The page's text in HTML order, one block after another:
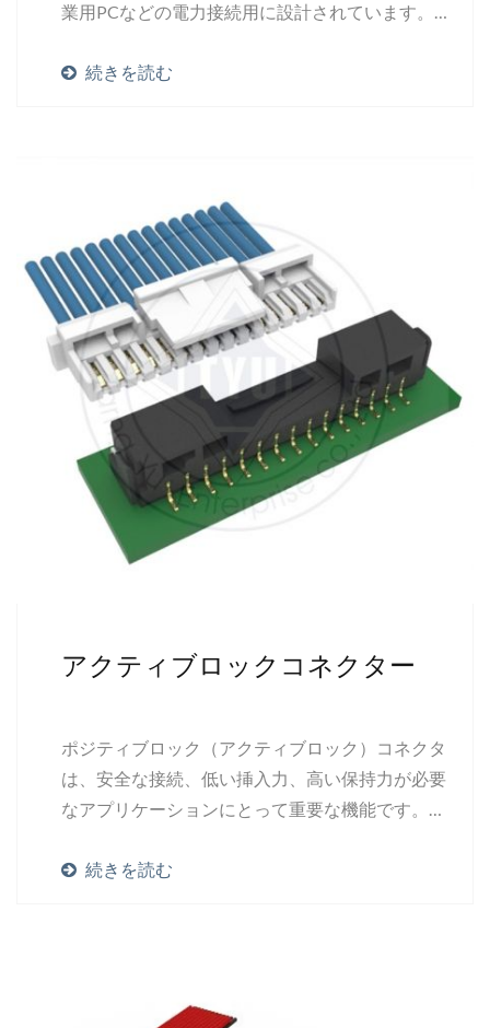
業用PCなどの電力接続用に設計されています。標
取り揃えています。
続きを読む
アクティブロックコネクター
ポジティブロック（アクティブロック）コネクタ
は、安全な接続、低い挿入力、高い保持力が必要
なアプリケーションにとって重要な機能です。ま
す。ポジティブロックデザインは、コネクタが正
バックを提供します。
続きを読む